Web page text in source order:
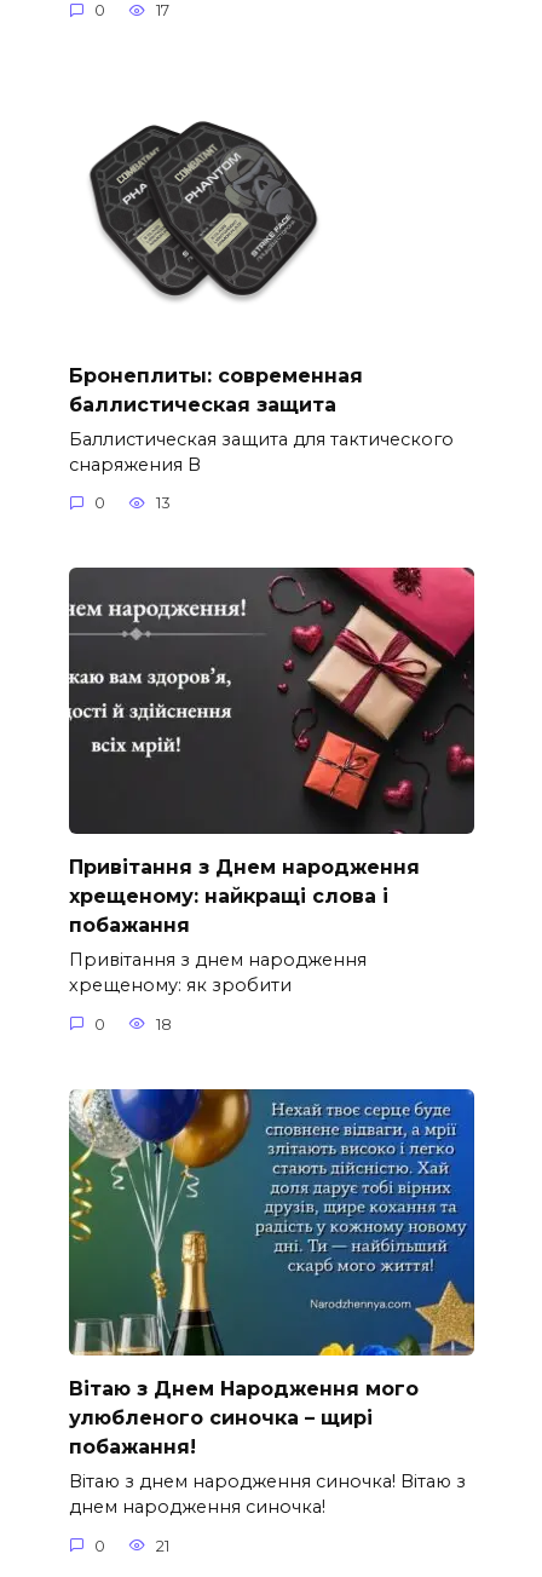
0 17
Бронеплиты: современная
баллистическая защита
Баллистическая защита для тактического
снаряжения В
0 13
Привітання з Днем народження
хрещеному: найкращі слова і
побажання
Привітання з днем народження
хрещеному: як зробити
0 18
Вітаю з Днем Народження мого
улюбленого синочка – щирі
побажання!
Вітаю з днем народження синочка! Вітаю з
днем народження синочка!
0 21